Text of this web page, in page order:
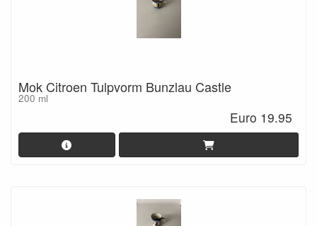
Mok Citroen Tulpvorm Bunzlau Castle
200 ml
Euro 19.95